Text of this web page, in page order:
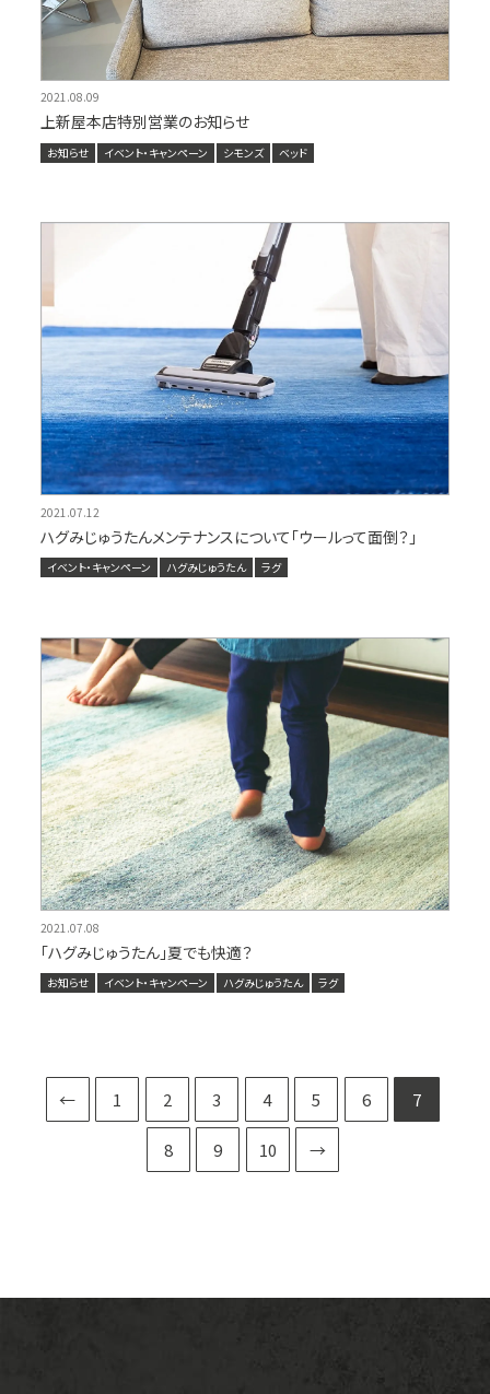
2021.08.09
上新屋本店特別営業のお知らせ
お知らせ イベント・キャンペーン シモンズ ベッド
2021.07.12
ハグみじゅうたんメンテナンスについて「ウールって面倒？」
イベント・キャンペーン ハグみじゅうたん ラグ
2021.07.08
「ハグみじゅうたん」夏でも快適？
お知らせ イベント・キャンペーン ハグみじゅうたん ラグ
← 1 2 3 4 5 6 7
8 9 10 →